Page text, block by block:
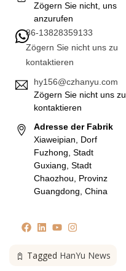
Zögern Sie nicht, uns
anzurufen
86-13828359133
Zögern Sie nicht uns zu
kontaktieren
hy156@czhanyu.com
Zögern Sie nicht uns zu
kontaktieren
Adresse der Fabrik
Xiaweipian, Dorf
Fuzhong, Stadt
Guxiang, Stadt
Chaozhou, Provinz
Guangdong, China
Tagged HanYu News